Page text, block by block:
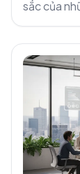
sắc của